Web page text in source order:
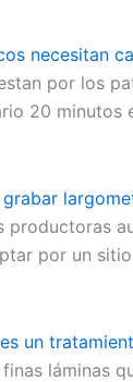
necesitan
por los
20 minutos
productoras
por un
un
láminas